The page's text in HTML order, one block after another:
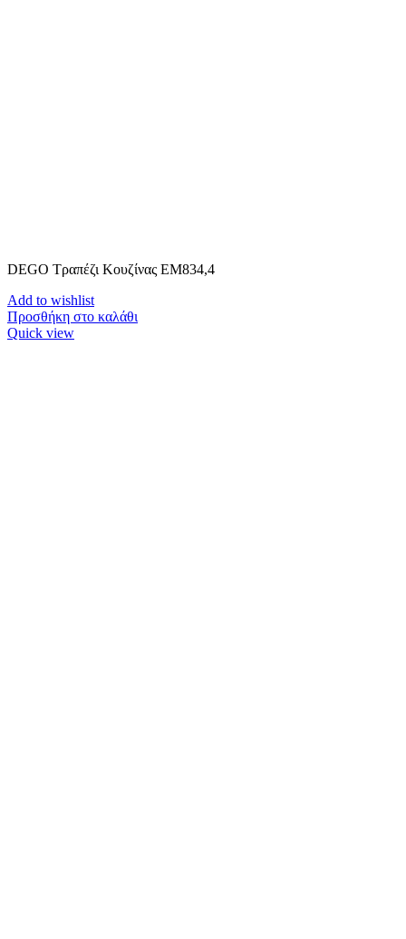
DEGO Τραπέζι Κουζίνας ΕΜ834,4
Add to wishlist
Προσθήκη στο καλάθι
Quick view